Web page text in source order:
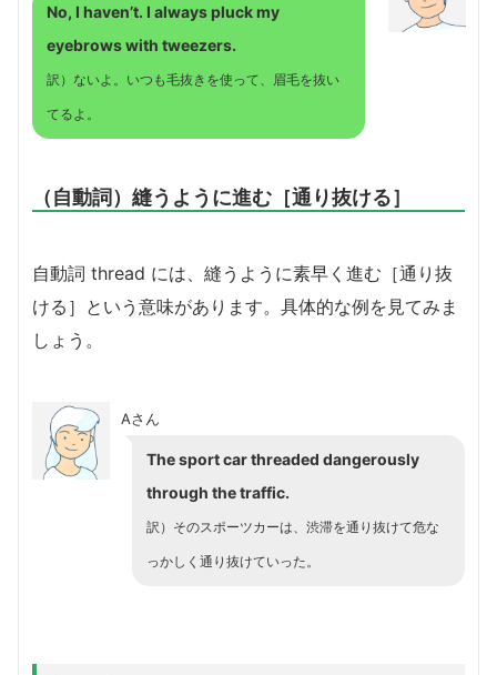
No, I haven’t. I always pluck my
eyebrows with tweezers.
訳）ないよ。いつも毛抜きを使って、眉毛を抜い
てるよ。
（自動詞）縫うように進む［通り抜ける］
自動詞 thread には、縫うように素早く進む［通り抜
ける］という意味があります。具体的な例を見てみま
しょう。
Aさん
The sport car threaded dangerously
through the traffic.
訳）そのスポーツカーは、渋滞を通り抜けて危な
っかしく通り抜けていった。